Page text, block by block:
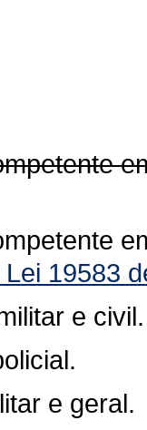
19583
e civil.
e geral.